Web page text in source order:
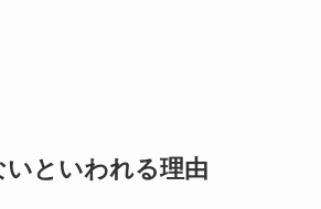
いといわれる理由